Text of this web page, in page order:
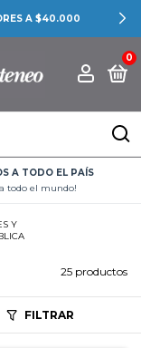
0
A TODO EL PAÍS
todo el mundo!
Y
25 productos
FILTRAR